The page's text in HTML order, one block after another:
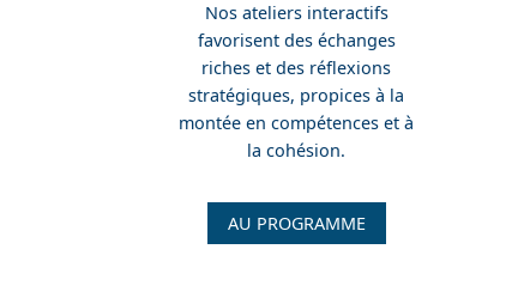
Nos ateliers interactifs
favorisent des échanges
riches et des réflexions
stratégiques, propices à la
montée en compétences et à
la cohésion.
AU PROGRAMMEJ
o